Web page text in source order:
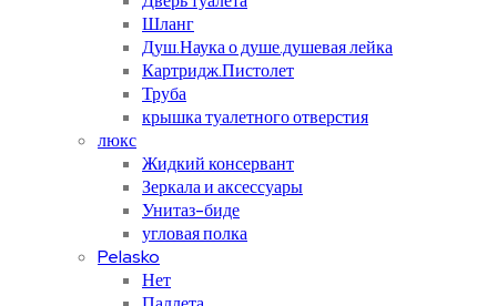
Шланг
Душ.Наука о душе.душевая лейка
Картридж.Пистолет
Труба
крышка туалетного отверстия
люкс
Жидкий консервант
Зеркала и аксессуары
Унитаз-биде
угловая полка
Pelasko
Нет